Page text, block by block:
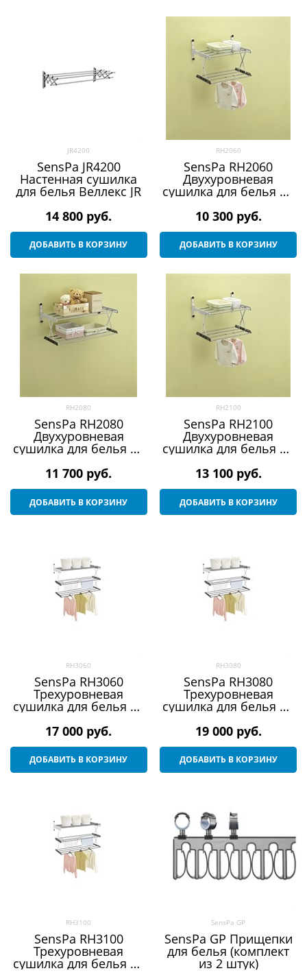
JR4200
SensPa JR4200
Настенная сушилка
для белья Веллекс JR
14 800 руб.
ДОБАВИТЬ В КОРЗИНУ
RH2060
SensPa RH2060
Двухуровневая
сушилка для белья на
полочки)
10 300 руб.
ДОБАВИТЬ В КОРЗИНУ
RH2080
SensPa RH2080
Двухуровневая
сушилка для белья на
полочки)
11 700 руб.
ДОБАВИТЬ В КОРЗИНУ
RH2100
SensPa RH2100
Двухуровневая
сушилка для белья на
полочки)
13 100 руб.
ДОБАВИТЬ В КОРЗИНУ
RH3060
SensPa RH3060
Трехуровневая
сушилка для белья на
полочки)
17 000 руб.
ДОБАВИТЬ В КОРЗИНУ
RH3080
SensPa RH3080
Трехуровневая
сушилка для белья на
полочки)
19 000 руб.
ДОБАВИТЬ В КОРЗИНУ
RH3100
SensPa RH3100
Трехуровневая
сушилка для белья на
SensPa GP
SensPa GP Прищепки
для белья (комплект
из 2 штук)